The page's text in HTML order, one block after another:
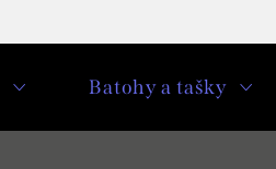
Batohy a tašky